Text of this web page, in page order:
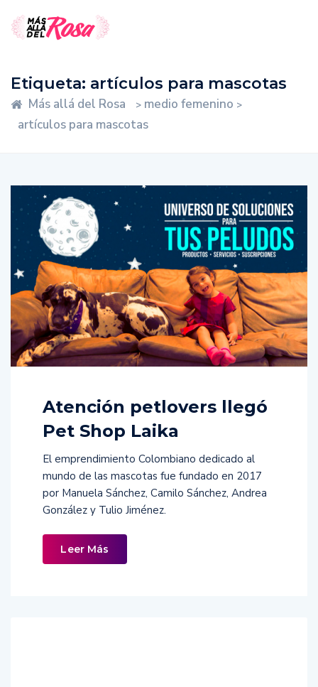
Etiqueta: artículos para mascotas
Más allá del Rosa > medio femenino >
artículos para mascotas
Atención petlovers llegó
Pet Shop Laika
El emprendimiento Colombiano dedicado al
mundo de las mascotas fue fundado en 2017
por Manuela Sánchez, Camilo Sánchez, Andrea
González y Tulio Jiménez.
Leer Más